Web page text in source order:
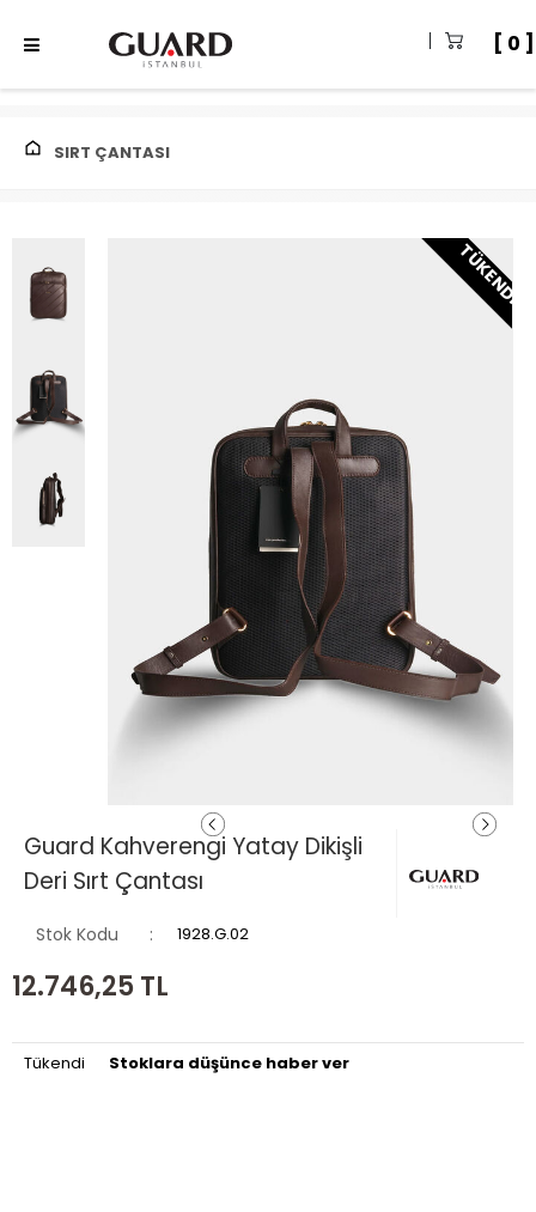
0
SIRT ÇANTASI
TÜKENDI
Guard Kahverengi Yatay Dikişli
Deri Sırt Çantası
Stok Kodu 1928.G.02
12.746,25 TL
Tükendi Stoklara düşünce haber ver